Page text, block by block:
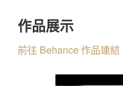
作品展示
前往 Behance 作品連結